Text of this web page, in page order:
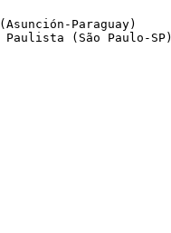
Paraguay)
(São Paulo-SP)